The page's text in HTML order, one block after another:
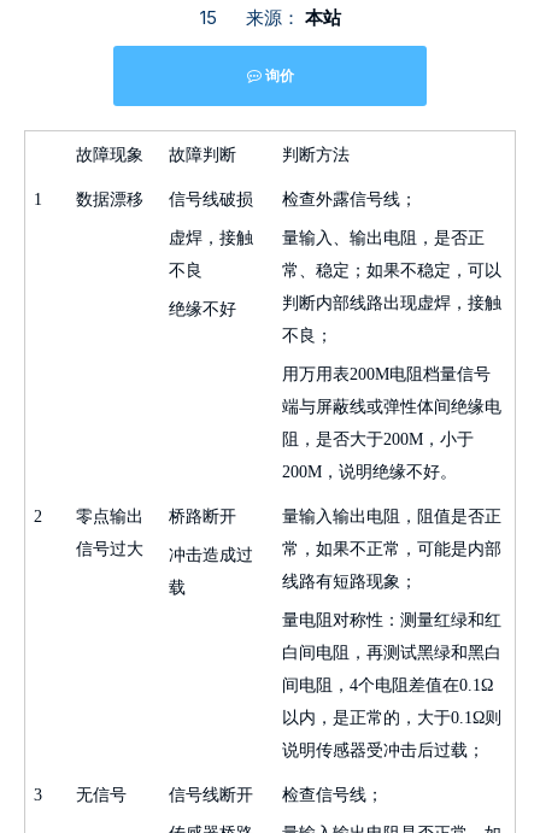
15 来源： 本站
询价
故障现象 故障判断 判断方法
1 数据漂移 信号线破损
虚焊，接触
不良
绝缘不好
检查外露信号线；
量输入、输出电阻，是否正
常、稳定；如果不稳定，可以
判断内部线路出现虚焊，接触
不良；
用万用表200M电阻档量信号
端与屏蔽线或弹性体间绝缘电
阻，是否大于200M ，小于
200M ，说明绝缘不好。
2
零点输出
信号过大
桥路断开
冲击造成过
载
量输入输出电阻，阻值是否正
常，如果不正常，可能是内部
线路有短路现象；
量电阻对称性：测量红绿和红
白间电阻，再测试黑绿和黑白
间电阻， 4个电阻差值在0.1Ω
以内，是正常的，大于0.1Ω则
说明传感器受冲击后过载；
3 无信号 信号线断开 检查信号线；